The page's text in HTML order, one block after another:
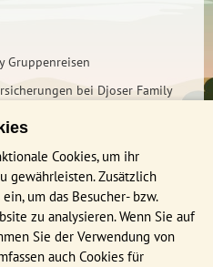
Gruppenreisen
bei Djoser Family
Cookies, um ihr
gewährleisten. Zusätzlich
um das Besucher- bzw.
zu analysieren. Wenn Sie auf
Sie der Verwendung von
auch Cookies für